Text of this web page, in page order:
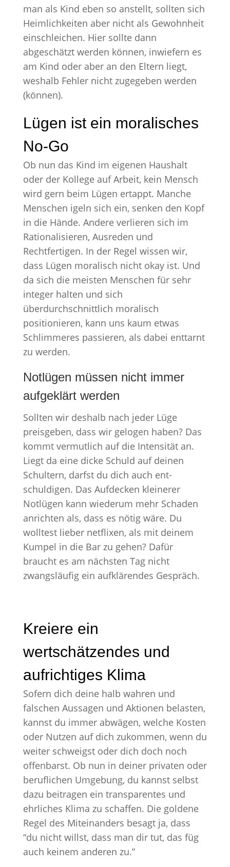
man als Kind eben so anstellt, sollten sich
Heimlichkeiten aber nicht als Gewohnheit
einschleichen. Hier sollte dann
abgeschätzt werden können, inwiefern es
am Kind oder aber an den Eltern liegt,
weshalb Fehler nicht zugegeben werden
(können).
Lügen ist ein moralisches
No-Go
Ob nun das Kind im eigenen Haushalt
oder der Kollege auf Arbeit, kein Mensch
wird gern beim Lügen ertappt. Manche
Menschen igeln sich ein, senken den Kopf
in die Hände. Andere verlieren sich im
Rationalisieren, Ausreden und
Rechtfertigen. In der Regel wissen wir,
dass Lügen moralisch nicht okay ist. Und
da sich die meisten Menschen für sehr
integer halten und sich
überdurchschnittlich moralisch
positionieren, kann uns kaum etwas
Schlimmeres passieren, als dabei enttarnt
zu werden.
Notlügen müssen nicht immer
aufgeklärt werden
Sollten wir deshalb nach jeder Lüge
preisgeben, dass wir gelogen haben? Das
kommt vermutlich auf die Intensität an.
Liegt da eine dicke Schuld auf deinen
Schultern, darfst du dich auch ent-
schuldigen. Das Aufdecken kleinerer
Notlügen kann wiederum mehr Schaden
anrichten als, dass es nötig wäre. Du
wolltest lieber netflixen, als mit deinem
Kumpel in die Bar zu gehen? Dafür
braucht es am nächsten Tag nicht
zwangsläufig ein aufklärendes Gespräch.
Kreiere ein
wertschätzendes und
aufrichtiges Klima
Sofern dich deine halb wahren und
falschen Aussagen und Aktionen belasten,
kannst du immer abwägen, welche Kosten
oder Nutzen auf dich zukommen, wenn du
weiter schweigst oder dich doch noch
offenbarst. Ob nun in deiner privaten oder
beruflichen Umgebung, du kannst selbst
dazu beitragen ein transparentes und
ehrliches Klima zu schaffen. Die goldene
Regel des Miteinanders besagt ja, dass
“du nicht willst, dass man dir tut, das füg
auch keinem anderen zu.”